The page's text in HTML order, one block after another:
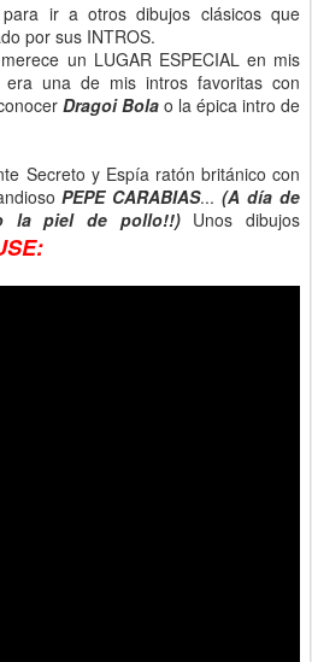
para ir a otros dibujos clásicos que
por sus INTROS.
un LUGAR ESPECIAL en mis
una de mis intros favoritas con
Dragoi Bola o la épica intro de
Secreto y Espía ratón británico con
PEPE CARABIAS...(A día de
la piel de pollo!!)Unos dibujos